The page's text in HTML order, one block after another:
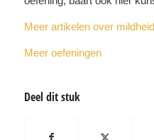
Meer artikelen over
Meer oefeningen
Deel dit stuk